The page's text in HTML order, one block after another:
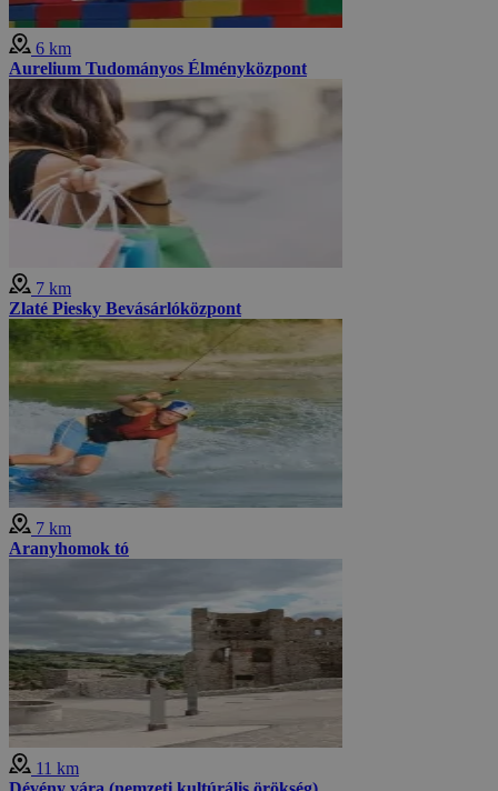
6 km
Aurelium Tudományos Élményközpont
7 km
Zlaté Piesky Bevásárlóközpont
7 km
Aranyhomok tó
11 km